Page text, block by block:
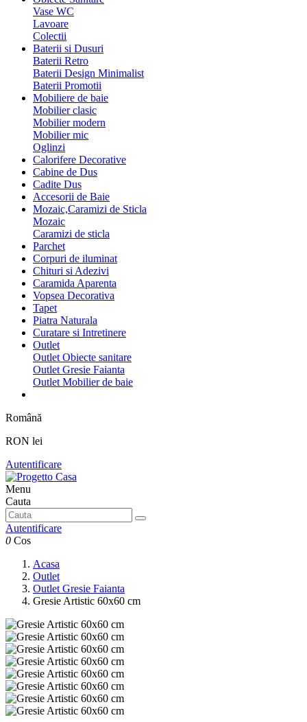
Vase WC
Lavoare
Colectii
Baterii si Dusuri
Baterii Retro
Baterii Design Minimalist
Baterii Promotii
Mobiliere de baie
Mobilier clasic
Mobilier modern
Mobilier mic
Oglinzi
Calorifere Decorative
Cabine de Dus
Cadite Dus
Accesorii de Baie
Mozaic,Caramizi de Sticla
Mozaic
Caramizi de sticla
Parchet
Corpuri de iluminat
Chituri si Adezivi
Caramida Aparenta
Vopsea Decorativa
Tapet
Piatra Naturala
Curatare si Intretinere
Outlet
Outlet Obiecte sanitare
Outlet Gresie Faianta
Outlet Mobilier de baie
Română
RON lei
Autentificare
Menu
Cauta
Autentificare
0 Cos
Acasa
Outlet
Outlet Gresie Faianta
Gresie Artistic 60x60 cm